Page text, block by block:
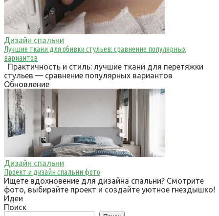
Дизайн спальни
Лучшие ткани для обивки стульев: сравнение популярных
вариантов
Практичность и стиль: лучшие ткани для перетяжки
стульев — сравнение популярных вариантов
Обновление
Дизайн спальни
Проект и дизайн спальни фото
Ищете вдохновение для дизайна спальни? Смотрите
фото, выбирайте проект и создайте уютное гнездышко!
Идеи
Поиск